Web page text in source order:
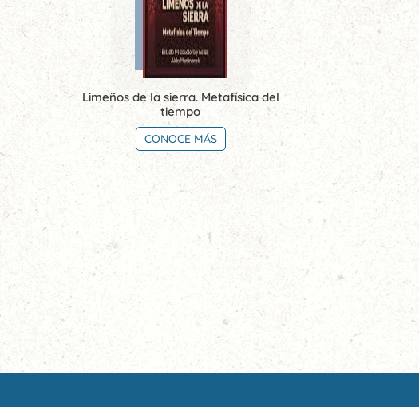
Limeños de la sierra. Metafísica del
tiempo
CONOCE MÁS